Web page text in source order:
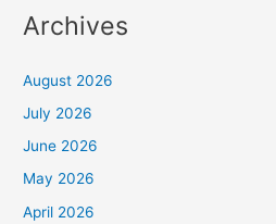
Archives
August 2026
July 2026
June 2026
May 2026
April 2026